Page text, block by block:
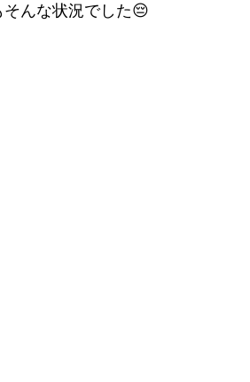
んな状況でした😔